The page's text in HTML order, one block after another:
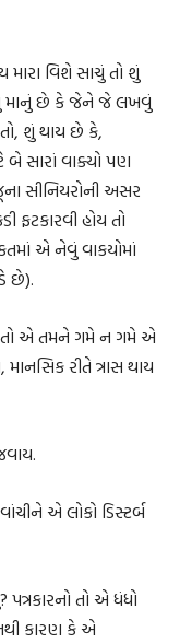
વિશે સાચું તો શું
માનું છે કે જેને જે લખવું
શું થાય છે કે,
બે સારાં વાક્યો પણ
સીનિયરોની અસર
હોય તો
એ નેવું વાકયોમાં
છે).
તો એ તમને ગમે ન ગમે એ
રીતે ત્રાસ થાય
એ લોકો ડિસ્ટર્બ
તો એ ધંધો
કારણ કે એ